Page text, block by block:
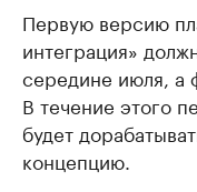
Первую версию
интеграция»
середине июля, а
В течение этого
будет
концепцию.